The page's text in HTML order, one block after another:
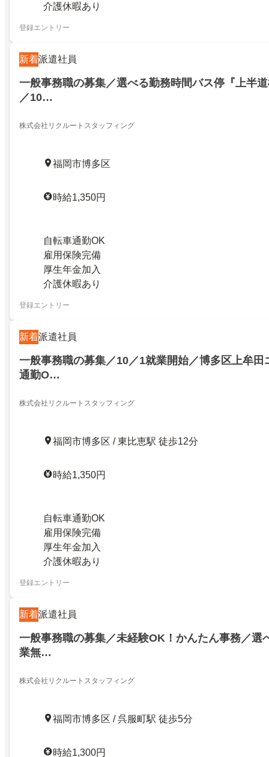
介護休暇あり
登録エントリー
新着派遣社員
一般事務職の募集／選べる勤務時間バス停『上半
／10…
株式会社リクルートスタッフィング
福岡市博多区
時給1,350円
自転車通勤OK
雇用保険完備
厚生年金加入
介護休暇あり
登録エントリー
新着派遣社員
一般事務職の募集／10／1就業開始／博多区上牟田
通勤O…
株式会社リクルートスタッフィング
福岡市博多区 / 東比恵駅 徒歩12分
時給1,350円
自転車通勤OK
雇用保険完備
厚生年金加入
介護休暇あり
登録エントリー
新着派遣社員
一般事務職の募集／未経験OK！かんたん事務／選
業無…
株式会社リクルートスタッフィング
福岡市博多区 / 呉服町駅 徒歩5分
時給1,300円